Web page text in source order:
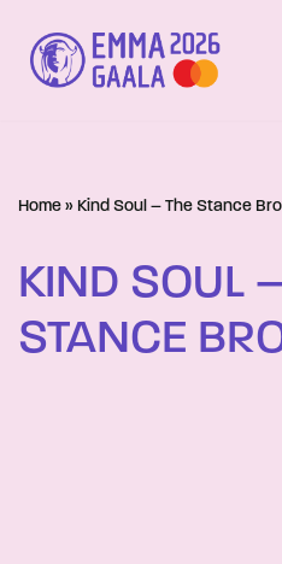
Siirry
suoraan
Home » Kind Soul – The Stance
KIND SOUL
STANCE